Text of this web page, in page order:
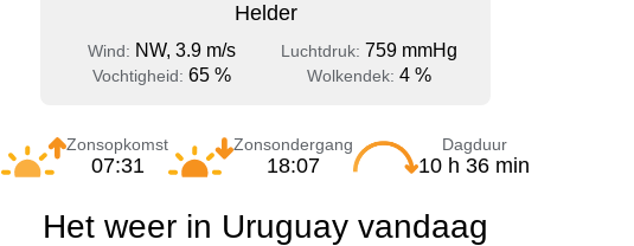
Helder
Wind: NW, 3.9 m/s Luchtdruk: 759 mmHg
Vochtigheid: 65 % Wolkendek: 4 %
Zonsopkomst
07:31
Zonsondergang
18:07
Dagduur
10 h 36 min
Het weer in Uruguay vandaag